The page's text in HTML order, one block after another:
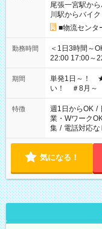
尾張一宮駅か
川駅からバイ
■物流セン
勤務時間
＜1日3時間～OK！＞ ▼ 例えば… ▼ 15:00
22:00 17:00～22:00 など こちら以外の
ださい！
期間
単発1日～！ ★
い！ ＃8月～
特徴 週1日からOK /
業・Wワーク
集 / 電話対応な
気になる！